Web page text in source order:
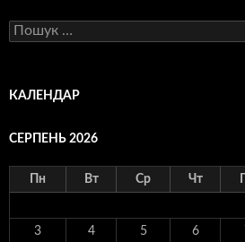
Пошук:
КАЛЕНДАР
СЕРПЕНЬ 2026
Пн Вт Ср Чт
3 4 5 6